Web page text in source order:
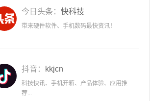
今日头条： 快科技
带来硬件软件、手机数码最快资讯！
抖音： kkjcn
科技快讯、手机开箱、产品体验、应用推
荐...